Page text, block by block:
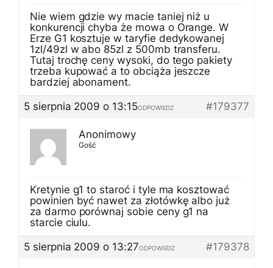
Nie wiem gdzie wy macie taniej niż u
konkurencji chyba że mowa o Orange. W
Erze G1 kosztuje w taryfie dedykowanej
1zl/49zl w abo 85zl z 500mb transferu.
Tutaj trochę ceny wysoki, do tego pakiety
trzeba kupować a to obciąża jeszcze
bardziej abonament.
5 sierpnia 2009 o 13:15
#179377
ODPOWIEDZ
Anonimowy
Gość
Kretynie g1 to staroć i tyle ma kosztować
powinien być nawet za złotówkę albo już
za darmo porównaj sobie ceny g1 na
starcie ciulu.
5 sierpnia 2009 o 13:27
#179378
ODPOWIEDZ